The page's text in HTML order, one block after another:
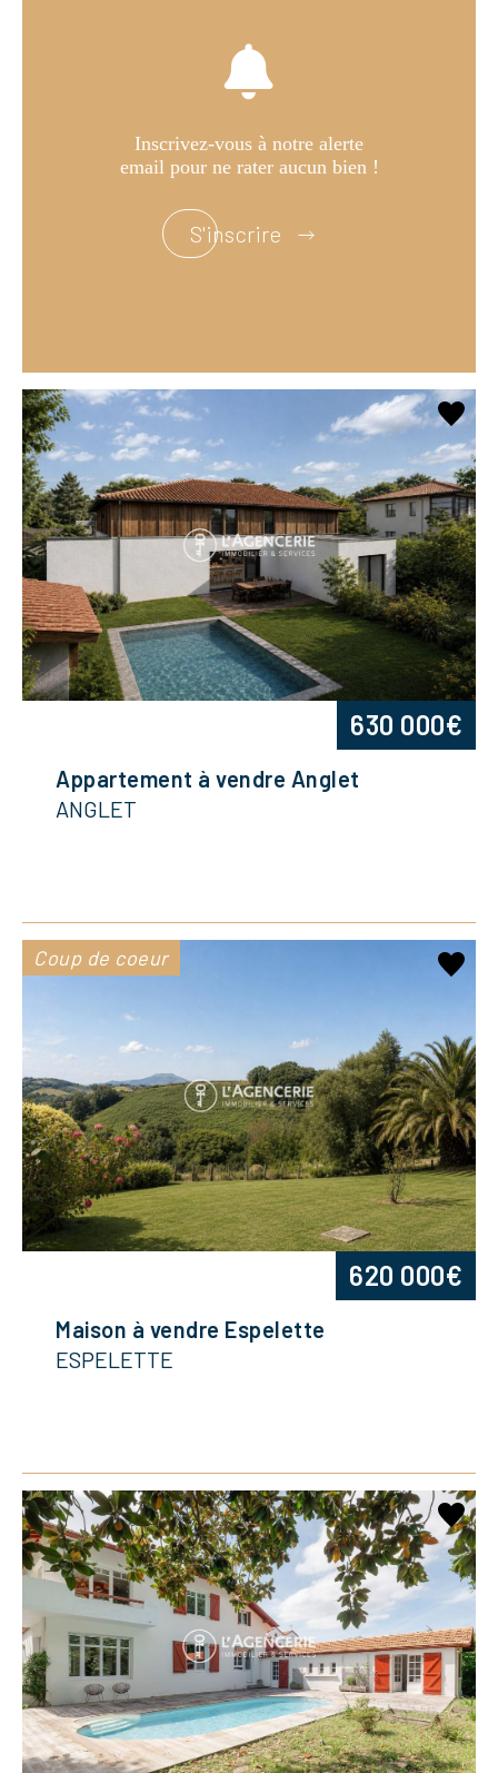
Inscrivez-vous à notre alerte
email pour ne rater aucun bien !
S'inscrire
Appartement à vendre Anglet
ANGLET
630 000€
Coup de coeur
Maison à vendre Espelette
ESPELETTE
620 000€